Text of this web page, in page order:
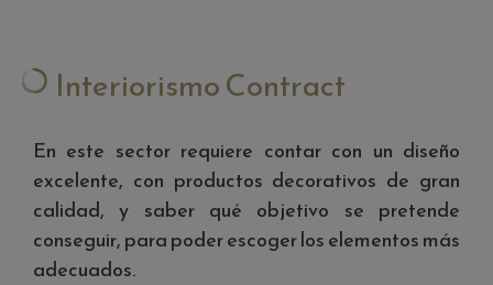
Interiorismo Contract
En este sector requiere contar con un diseño
excelente, con productos decorativos de gran
calidad, y saber qué objetivo se pretende
conseguir, para poder escoger los elementos más
adecuados.